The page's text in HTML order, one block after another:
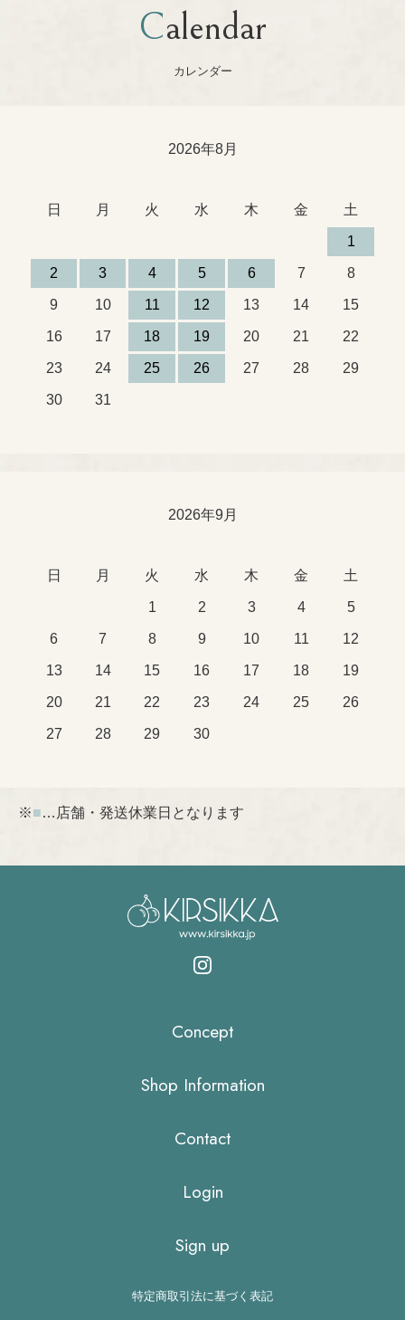
Calendar
カレンダー
※■…店舗・発送休業日となります
2026年8月
日 月 火 水 木 金 土
1
2 3 4 5 6 7 8
9 10 11 12 13 14 15
16 17 18 19 20 21 22
23 24 25 26 27 28 29
30 31
2026年9月
日 月 火 水 木 金 土
1 2 3 4 5
6 7 8 9 10 11 12
13 14 15 16 17 18 19
20 21 22 23 24 25 26
27 28 29 30
Concept
Shop Information
Contact
Login
Sign up
特定商取引法に基づく表記